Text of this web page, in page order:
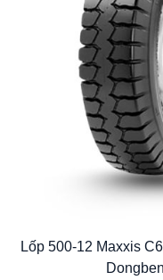
Lốp 500-12 Maxxis